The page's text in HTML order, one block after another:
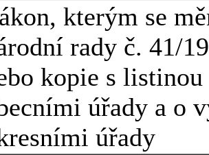
kterým se
rady č. 41/
kopie s
úřady a o
úřady